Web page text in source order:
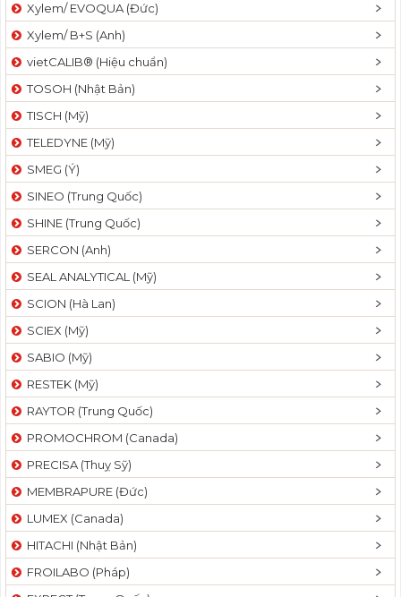
Xylem/ EVOQUA (Đức)
Xylem/ B+S (Anh)
vietCALIB® (Hiệu chuẩn)
TOSOH (Nhật Bản)
TISCH (Mỹ)
TELEDYNE (Mỹ)
SMEG (Ý)
SINEO (Trung Quốc)
SHINE (Trung Quốc)
SERCON (Anh)
SEAL ANALYTICAL (Mỹ)
SCION (Hà Lan)
SCIEX (Mỹ)
SABIO (Mỹ)
RESTEK (Mỹ)
RAYTOR (Trung Quốc)
PROMOCHROM (Canada)
PRECISA (Thuỵ Sỹ)
MEMBRAPURE (Đức)
LUMEX (Canada)
HITACHI (Nhật Bản)
FROILABO (Pháp)